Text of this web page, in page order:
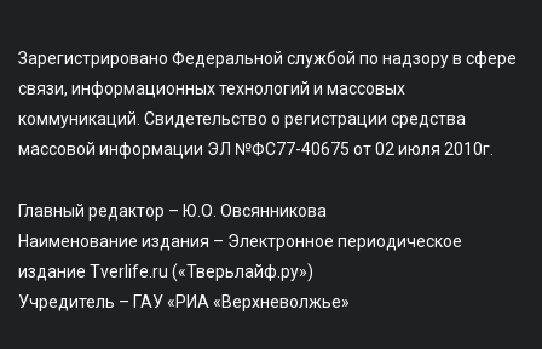
Зарегистрировано Федеральной службой по надзору в сфере
связи, информационных технологий и массовых
коммуникаций. Свидетельство о регистрации средства
массовой информации ЭЛ №ФС77-40675 от 02 июля 2010г.
Главный редактор – Ю.О. Овсянникова
Наименование издания – Электронное периодическое
издание Tverlife.ru («Тверьлайф.ру»)
Учредитель – ГАУ «РИА «Верхневолжье»